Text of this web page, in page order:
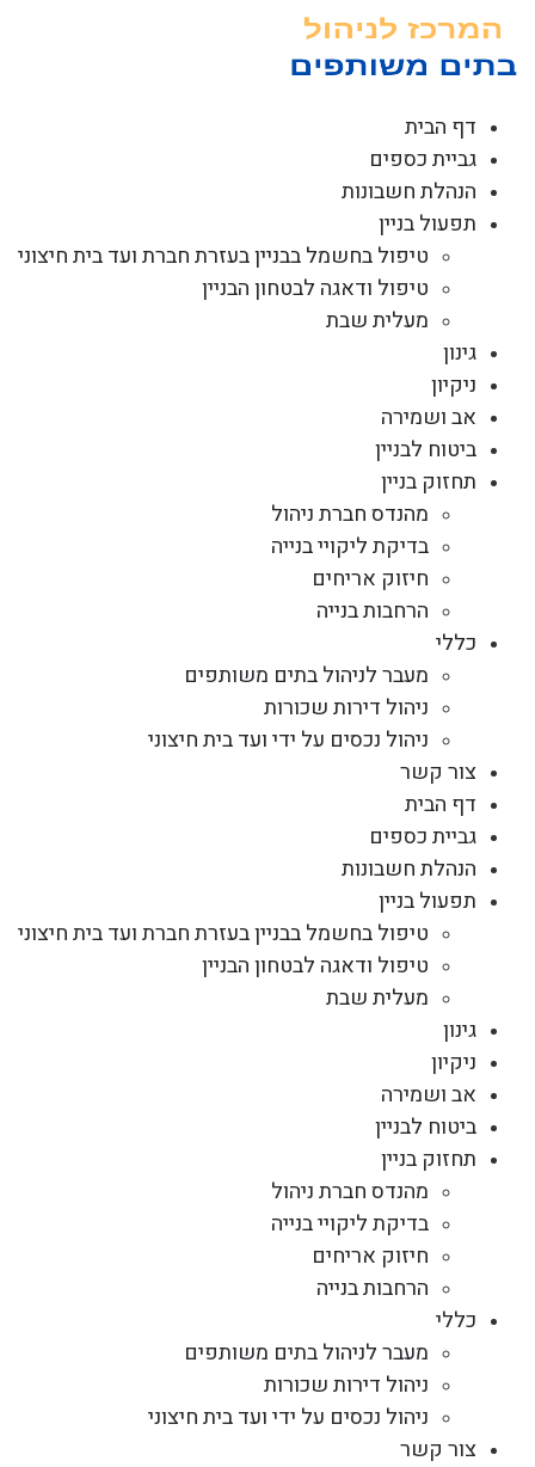
דף הבית
גביית כספים
הנהלת חשבונות
תפעול בניין
טיפול בחשמל בבניין בעזרת חברת ועד בית חיצוני
טיפול ודאגה לבטחון הבניין
מעלית שבת
גינון
ניקיון
אב ושמירה
ביטוח לבניין
תחזוק בניין
מהנדס חברת ניהול
בדיקת ליקויי בנייה
חיזוק אריחים
הרחבות בנייה
כללי
מעבר לניהול בתים משותפים
ניהול דירות שכורות
ניהול נכסים על ידי ועד בית חיצוני
צור קשר
דף הבית
גביית כספים
הנהלת חשבונות
תפעול בניין
טיפול בחשמל בבניין בעזרת חברת ועד בית חיצוני
טיפול ודאגה לבטחון הבניין
מעלית שבת
גינון
ניקיון
אב ושמירה
ביטוח לבניין
תחזוק בניין
מהנדס חברת ניהול
בדיקת ליקויי בנייה
חיזוק אריחים
הרחבות בנייה
כללי
מעבר לניהול בתים משותפים
ניהול דירות שכורות
ניהול נכסים על ידי ועד בית חיצוני
צור קשר